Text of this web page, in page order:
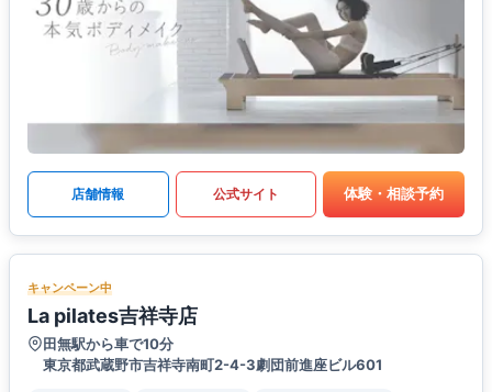
店舗情報 公式サイト 体験・相談予約
キャンペーン中
La pilates吉祥寺店
田無駅から車で10分
東京都武蔵野市吉祥寺南町2-4-3劇団前進座ビル601